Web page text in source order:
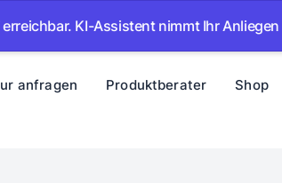
KI-Assistent nimmt Ihr Anliegen auf –
anfragen Produktberater Shop